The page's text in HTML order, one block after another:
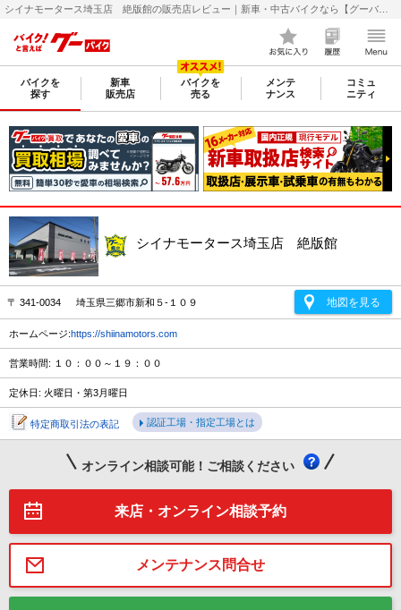
バイクを
探す
新車
販売店
バイクを
売る
メンテ
ナンス
コミュ
ニティ
シイナモータース埼玉店 絶版館
〒 341-0034 埼玉県三郷市新和５-１０９ 地図を見る
ホームページ:https://shiinamotors.com
営業時間: １０：００～１９：００
定休日: 火曜日・第3月曜日
特定商取引法の表記 認証工場・指定工場とは
オンライン相談可能！ご相談ください
来店・オンライン相談予約
メンテナンス問合せ